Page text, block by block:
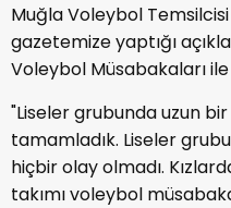
Muğla Voleybol
gazetemize yaptığı
Voleybol Müsabakaları
"Liseler grubunda uzun
tamamladık. Liseler
hiçbir olay olmadı.
takımı voleybol